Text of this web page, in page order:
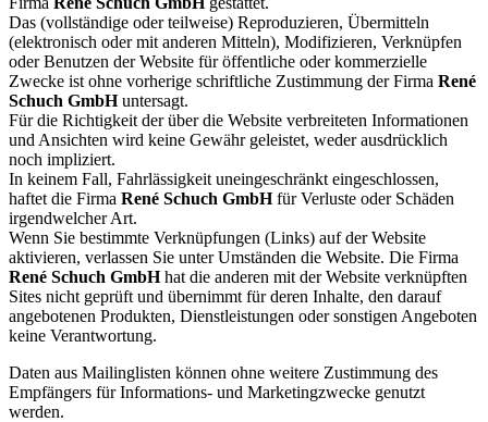
Das (vollständige oder teilweise) Reproduzieren, Übermitteln
(elektronisch oder mit anderen Mitteln), Modifizieren, Verknüpfen
oder Benutzen der Website für öffentliche oder kommerzielle
Zwecke ist ohne vorherige schriftliche Zustimmung der Firma René
Schuch GmbHuntersagt.
Für die Richtigkeit der über die Website verbreiteten Informationen
und Ansichten wird keine Gewähr geleistet, weder ausdrücklich
noch impliziert.
In keinem Fall, Fahrlässigkeit uneingeschränkt eingeschlossen,
haftet die Firma René Schuch GmbHfür Verluste oder Schäden
irgendwelcher Art.
Wenn Sie bestimmte Verknüpfungen (Links) auf der Website
aktivieren, verlassen Sie unter Umständen die Website. Die Firma
René Schuch GmbHhat die anderen mit der Website verknüpften
Sites nicht geprüft und übernimmt für deren Inhalte, den darauf
angebotenen Produkten, Dienstleistungen oder sonstigen Angeboten
keine Verantwortung.
Daten aus Mailinglisten können ohne weitere Zustimmung des
Empfängers für Informations- und Marketingzwecke genutzt
werden.